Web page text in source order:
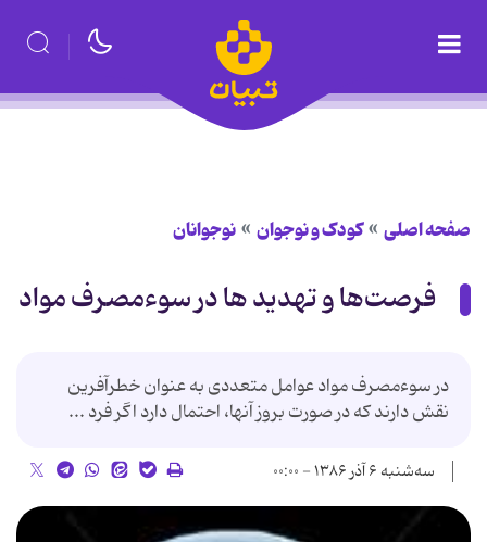
صفحه اصلی کودک و نوجوان نوجوانان
فرصت‌ها و تهدید ها در سوء‌مصرف مواد
در سوءمصرف مواد عوامل متعددی به عنوان خطر‌آفرین
نقش دارند که در صورت بروز آنها، احتمال دارد اگر فرد ...
سه‌شنبه ۶ آذر ۱۳۸۶ - ۰۰:۰۰